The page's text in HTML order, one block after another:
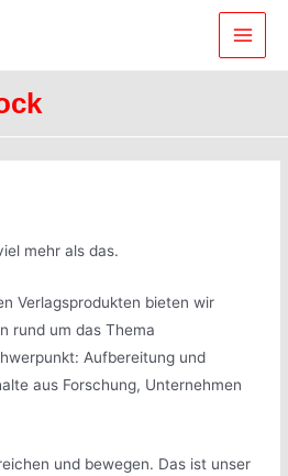
Main
mehr als das.
Verlagsprodukten bieten wir
rund um das Thema
Aufbereitung und
aus Forschung, Unternehmen
und bewegen. Das ist unser